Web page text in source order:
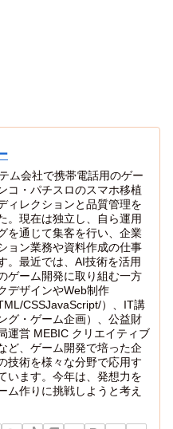
ム会社で携帯電話用のゲー
コ・パチスロのスマホ移植
ィレクションと品質管理を
。現在は独立し、自ら運用
を通じて集客を行い、企業
ョン業務や資料作成の仕事
。最近では、AI技術を活用
ゲーム開発に取り組む一方
デザインやWeb制作
CSSJavaScript/）、IT講
グ・ゲーム企画）、公益財
運営 MEBIC クリエイティブ
ど、ゲーム開発で培った企
技術を様々な分野で応用す
います。今年は、発想力を
ム作りに挑戦しようと考え